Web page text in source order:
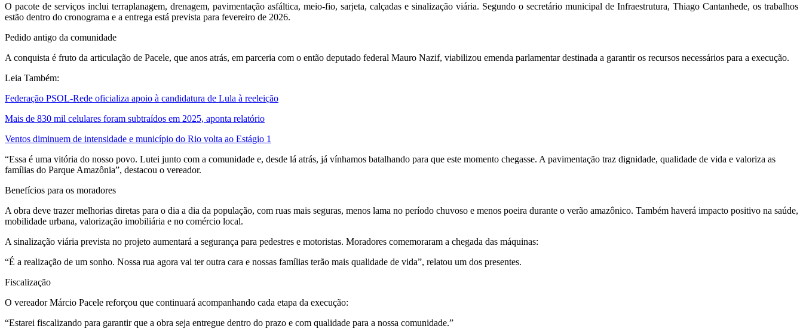
O pacote de serviços inclui terraplanagem, drenagem, pavimentação asfáltica, meio-fio, sarjeta, calçadas e sinalização viária. Segundo o secretário municipal de Infraestrutura, Thiago Cantanhede, os trabalhos
estão dentro do cronograma e a entrega está prevista para fevereiro de 2026.
Pedido antigo da comunidade
A conquista é fruto da articulação de Pacele, que anos atrás, em parceria com o então deputado federal Mauro Nazif, viabilizou emenda parlamentar destinada a garantir os recursos necessários para a execução.
Leia Também:
Federação PSOL-Rede oficializa apoio à candidatura de Lula à reeleição
Mais de 830 mil celulares foram subtraídos em 2025, aponta relatório
Ventos diminuem de intensidade e município do Rio volta ao Estágio 1
“Essa é uma vitória do nosso povo. Lutei junto com a comunidade e, desde lá atrás, já vínhamos batalhando para que este momento chegasse. A pavimentação traz dignidade, qualidade de vida e valoriza as
famílias do Parque Amazônia”, destacou o vereador.
Benefícios para os moradores
A obra deve trazer melhorias diretas para o dia a dia da população, com ruas mais seguras, menos lama no período chuvoso e menos poeira durante o verão amazônico. Também haverá impacto positivo na saúde,
mobilidade urbana, valorização imobiliária e no comércio local.
A sinalização viária prevista no projeto aumentará a segurança para pedestres e motoristas. Moradores comemoraram a chegada das máquinas:
“É a realização de um sonho. Nossa rua agora vai ter outra cara e nossas famílias terão mais qualidade de vida”, relatou um dos presentes.
Fiscalização
O vereador Márcio Pacele reforçou que continuará acompanhando cada etapa da execução:
“Estarei fiscalizando para garantir que a obra seja entregue dentro do prazo e com qualidade para a nossa comunidade.”